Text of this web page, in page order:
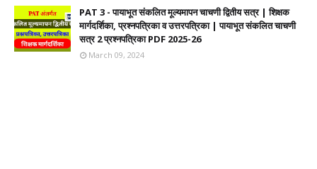
PAT 3 - पायाभूत संकलित मूल्यमापन चाचणी द्वितीय सत्र | शिक्षक
मार्गदर्शिका, प्रश्नपत्रिका व उत्तरपत्रिका | पायाभूत संकलित चाचणी
सत्र 2 प्रश्नपत्रिका PDF 2025-26
March 09, 2024